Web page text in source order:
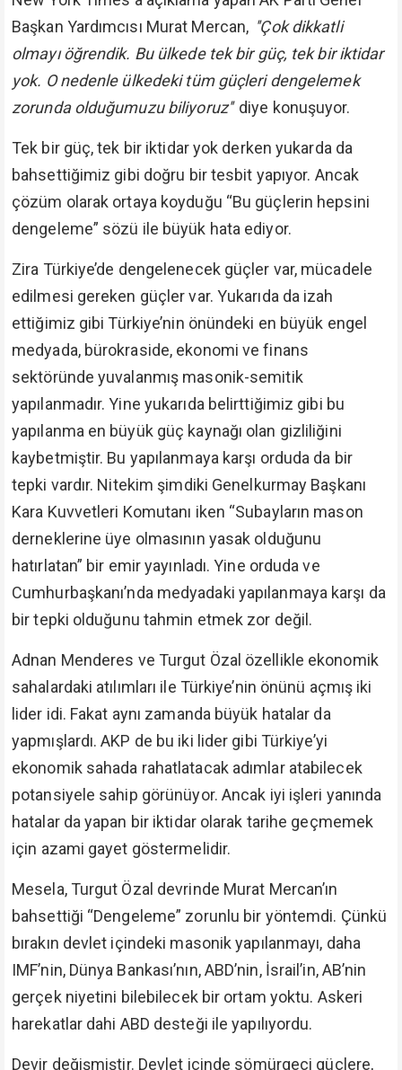
Başkan Yardımcısı Murat Mercan, ''Çok dikkatli
olmayı öğrendik. Bu ülkede tek bir güç, tek bir iktidar
yok. O nedenle ülkedeki tüm güçleri dengelemek
zorunda olduğumuzu biliyoruz'' diye konuşuyor.
Tek bir güç, tek bir iktidar yok derken yukarda da
bahsettiğimiz gibi doğru bir tesbit yapıyor. Ancak
çözüm olarak ortaya koyduğu “Bu güçlerin hepsini
dengeleme” sözü ile büyük hata ediyor.
Zira Türkiye’de dengelenecek güçler var, mücadele
edilmesi gereken güçler var. Yukarıda da izah
ettiğimiz gibi Türkiye’nin önündeki en büyük engel
medyada, bürokraside, ekonomi ve finans
sektöründe yuvalanmış masonik-semitik
yapılanmadır. Yine yukarıda belirttiğimiz gibi bu
yapılanma en büyük güç kaynağı olan gizliliğini
kaybetmiştir. Bu yapılanmaya karşı orduda da bir
tepki vardır. Nitekim şimdiki Genelkurmay Başkanı
Kara Kuvvetleri Komutanı iken “Subayların mason
derneklerine üye olmasının yasak olduğunu
hatırlatan” bir emir yayınladı. Yine orduda ve
Cumhurbaşkanı’nda medyadaki yapılanmaya karşı da
bir tepki olduğunu tahmin etmek zor değil.
Adnan Menderes ve Turgut Özal özellikle ekonomik
sahalardaki atılımları ile Türkiye’nin önünü açmış iki
lider idi. Fakat aynı zamanda büyük hatalar da
yapmışlardı. AKP de bu iki lider gibi Türkiye’yi
ekonomik sahada rahatlatacak adımlar atabilecek
potansiyele sahip görünüyor. Ancak iyi işleri yanında
hatalar da yapan bir iktidar olarak tarihe geçmemek
için azami gayet göstermelidir.
Mesela, Turgut Özal devrinde Murat Mercan’ın
bahsettiği “Dengeleme” zorunlu bir yöntemdi. Çünkü
bırakın devlet içindeki masonik yapılanmayı, daha
IMF’nin, Dünya Bankası’nın, ABD’nin, İsrail’in, AB’nin
gerçek niyetini bilebilecek bir ortam yoktu. Askeri
harekatlar dahi ABD desteği ile yapılıyordu.
Devir değişmiştir. Devlet içinde sömürgeci güçlere,